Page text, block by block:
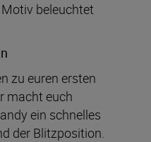
beleuchtet
zu euren ersten
macht euch
ein schnelles
der Blitzposition.